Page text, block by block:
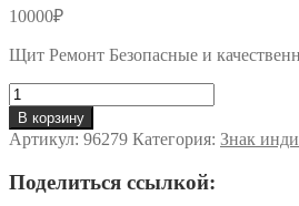
10000₽
Щит Ремонт Безопасные и
Количество
товара
Щит
Ремонт
Безопасные
и
В корзину
Артикул: 96279 Категория: Знак
Поделиться ссылкой: